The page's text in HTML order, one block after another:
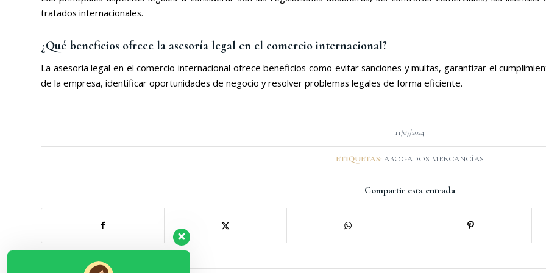
tratados internacionales.
¿Qué beneficios ofrece la asesoría legal en el comercio internacional?
La asesoría legal en el comercio internacional ofrece beneficios como evitar sanciones y multas, garantizar el
de la empresa, identificar oportunidades de negocio y resolver problemas legales de forma eficiente.
11/07/2024
ETIQUETAS: ABOGADOS MERCANCÍAS
Compartir esta entrada